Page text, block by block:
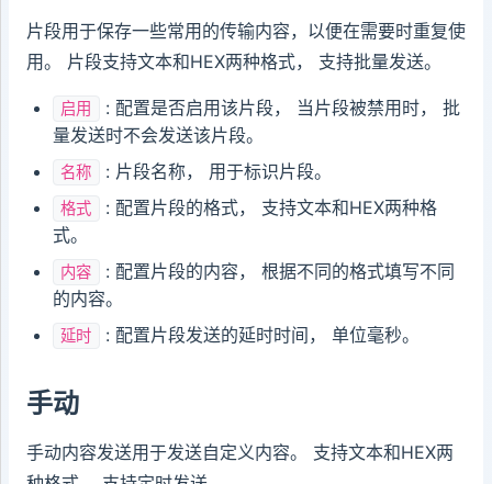
片段用于保存一些常用的传输内容，以便在需要时重复使
用。 片段支持文本和HEX两种格式， 支持批量发送。
启用
: 配置是否启用该片段， 当片段被禁用时， 批
量发送时不会发送该片段。
名称 : 片段名称， 用于标识片段。
格式
: 配置片段的格式， 支持文本和HEX两种格
式。
内容
: 配置片段的内容， 根据不同的格式填写不同
的内容。
延时 : 配置片段发送的延时时间， 单位毫秒。
手动
手动内容发送用于发送自定义内容。 支持文本和HEX两